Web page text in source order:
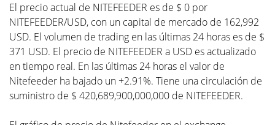
El precio actual de NITEFEEDER es de $ 0 por
NITEFEEDER/USD, con un capital de mercado de 162,992
USD. El volumen de trading en las últimas 24 horas es de $
371 USD. El precio de NITEFEEDER a USD es actualizado
en tiempo real. En las últimas 24 horas el valor de
Nitefeeder ha bajado un +2.91%. Tiene una circulación de
suministro de $ 420,689,900,000,000 de NITEFEEDER.